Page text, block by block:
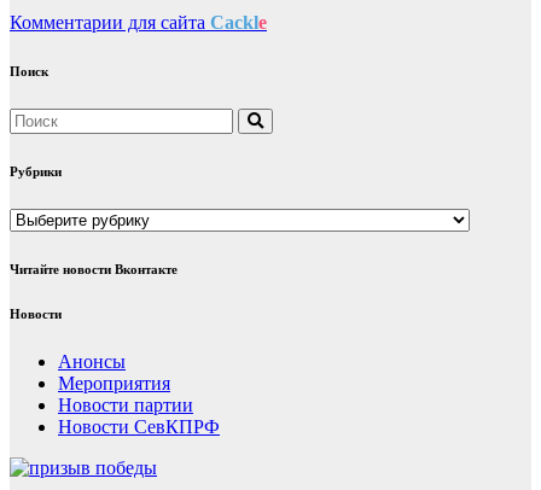
Комментарии для сайта Cackle
Поиск
Рубрики
Рубрики
Читайте новости Вконтакте
Новости
Анонсы
Мероприятия
Новости партии
Новости СевКПРФ